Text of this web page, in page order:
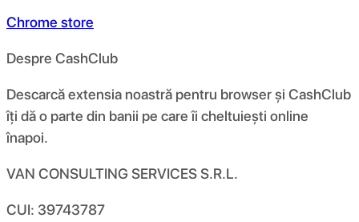
Chrome store
Despre CashClub
Descarcă extensia noastră pentru browser și CashClub
îți dă o parte din banii pe care îi cheltuiești online
înapoi.
VAN CONSULTING SERVICES S.R.L.
CUI: 39743787